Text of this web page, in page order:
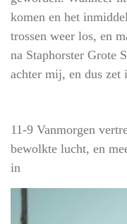
komen en het
trossen weer los, en
na Staphorster Grote
achter mij, en dus zet
11-9 Vanmorgen
bewolkte lucht, en
in